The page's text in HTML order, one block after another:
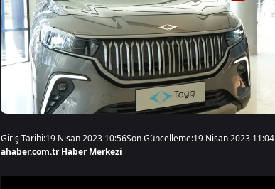
Giriş Tarihi:19 Nisan 2023 10:56Son Güncelleme:19 Nisan 2023 11:04
ahaber.com.tr Haber Merkezi